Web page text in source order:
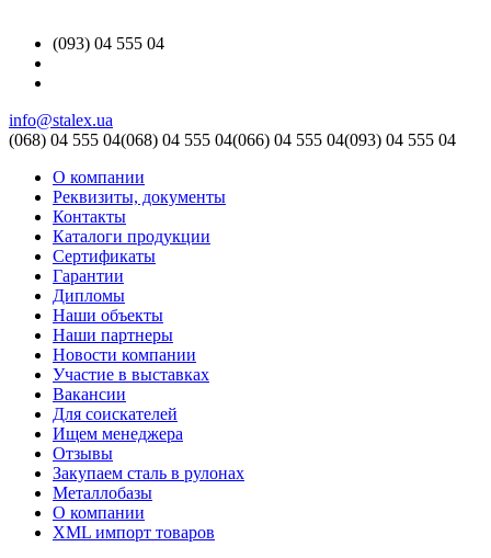
(093) 04 555 04
info@stalex.ua
(068) 04 555 04(068) 04 555 04(066) 04 555 04(093) 04 555 04
О компании
Реквизиты, документы
Контакты
Каталоги продукции
Сертификаты
Гарантии
Дипломы
Наши объекты
Наши партнеры
Новости компании
Участие в выставках
Вакансии
Для соискателей
Ищем менеджера
Отзывы
Закупаем сталь в рулонах
Металлобазы
О компании
XML импорт товаров